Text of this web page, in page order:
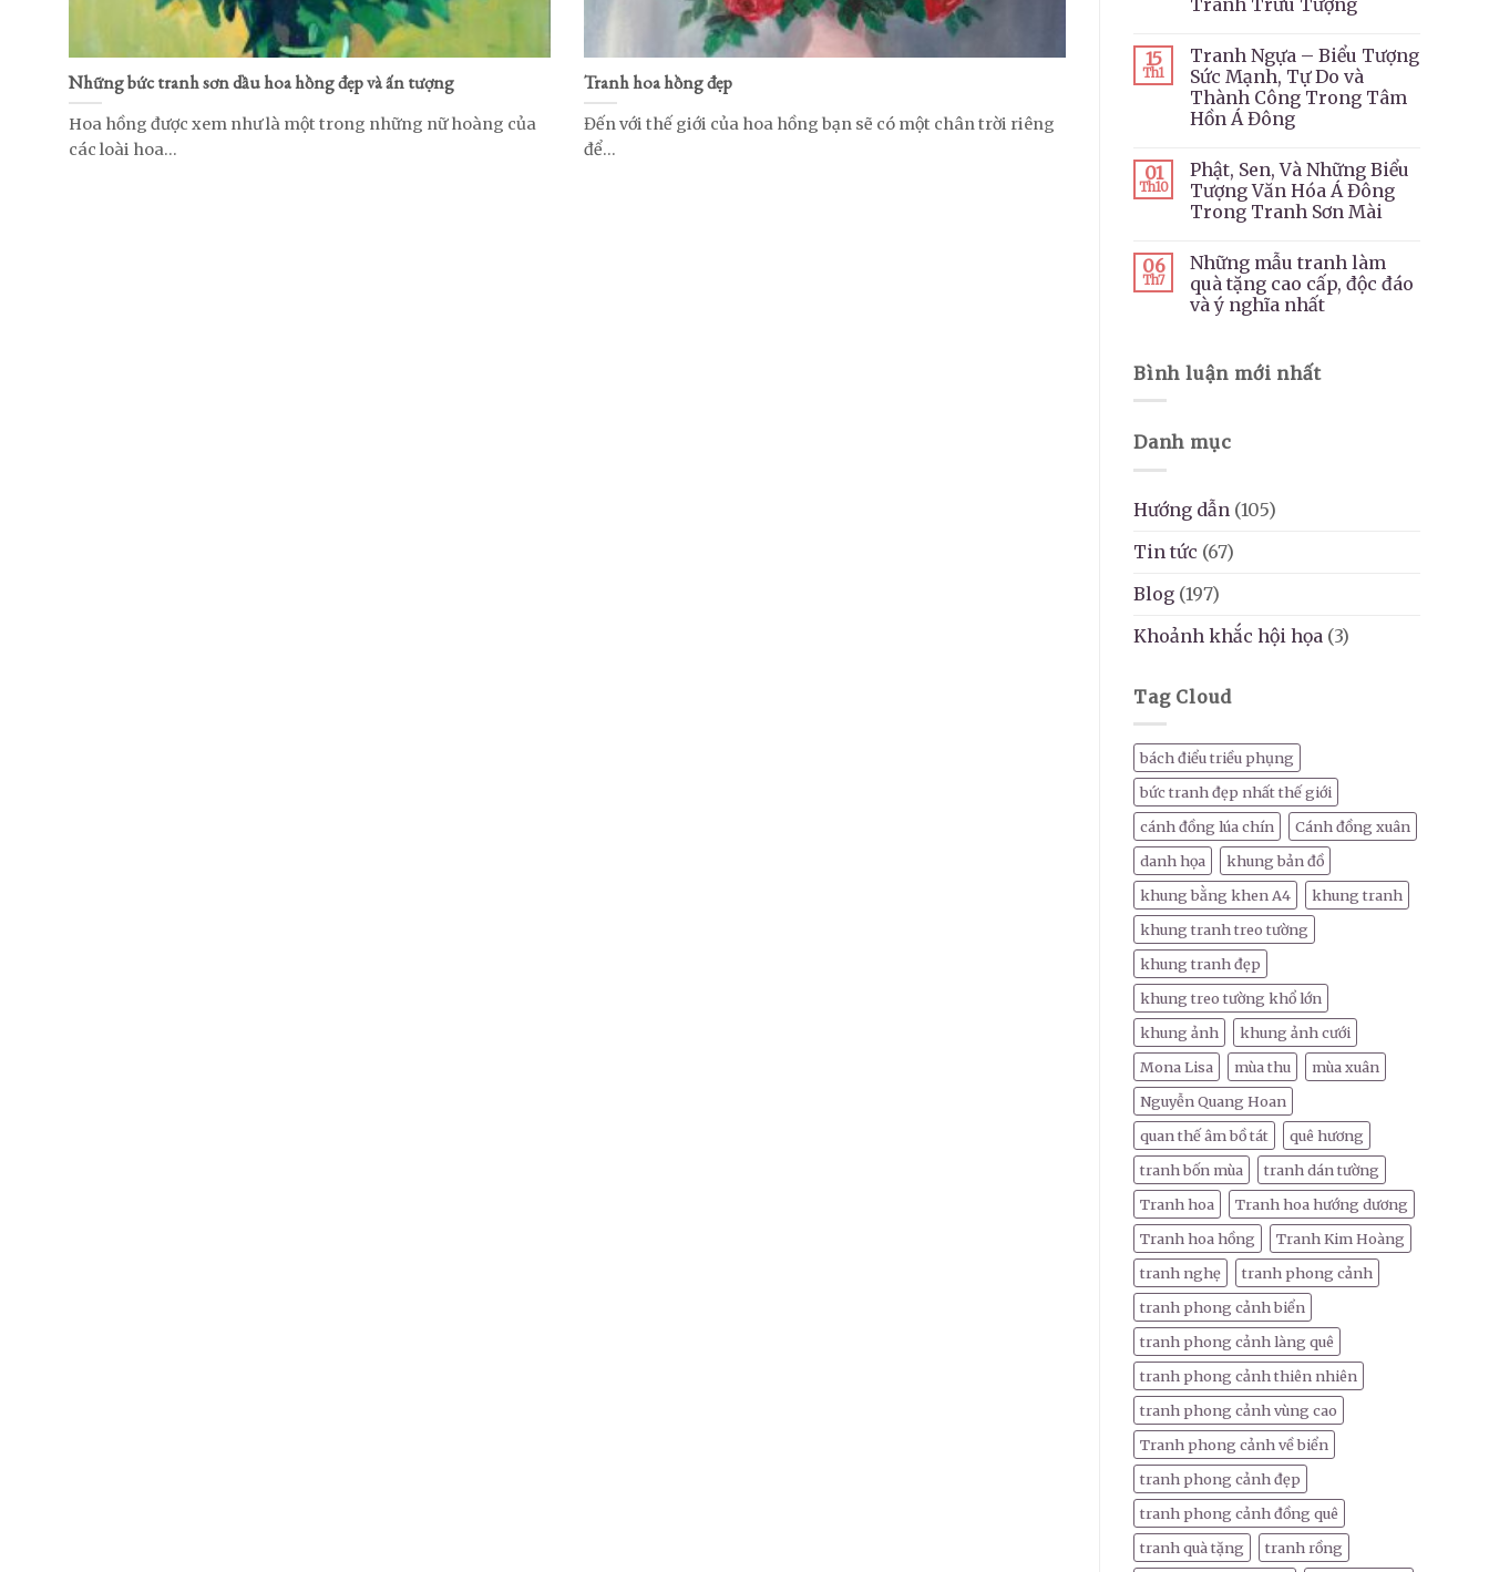
Những bức tranh sơn dầu hoa hồng đẹp và ấn tượng
Hoa hồng được xem như là một trong những nữ hoàng của
các loài hoa...
Tranh hoa hồng đẹp
Đến với thế giới của hoa hồng bạn sẽ có một chân trời riêng
để...
15
Th1
Tranh Ngựa – Biểu Tượng
Sức Mạnh, Tự Do và
Thành Công Trong Tâm
Hồn Á Đông
01
Th10
Phật, Sen, Và Những Biểu
Tượng Văn Hóa Á Đông
Trong Tranh Sơn Mài
06
Th7
Những mẫu tranh làm
quà tặng cao cấp, độc đáo
và ý nghĩa nhất
Bình luận mới nhất
Danh mục
Hướng dẫn (105)
Tin tức (67)
Blog (197)
Khoảnh khắc hội họa (3)
Tag Cloud
bách điểu triều phụng
bức tranh đẹp nhất thế giới
cánh đồng lúa chín
Cánh đồng xuân
danh họa
khung bản đồ
khung bằng khen A4
khung tranh
khung tranh treo tường
khung tranh đẹp
khung treo tường khổ lớn
khung ảnh
khung ảnh cưới
Mona Lisa
mùa thu
mùa xuân
Nguyễn Quang Hoan
quan thế âm bồ tát
quê hương
tranh bốn mùa
tranh dán tường
Tranh hoa
Tranh hoa hướng dương
Tranh hoa hồng
Tranh Kim Hoàng
tranh nghẹ
tranh phong cảnh
tranh phong cảnh biển
tranh phong cảnh làng quê
tranh phong cảnh thiên nhiên
tranh phong cảnh vùng cao
Tranh phong cảnh về biển
tranh phong cảnh đẹp
tranh phong cảnh đồng quê
tranh quà tặng
tranh rồng